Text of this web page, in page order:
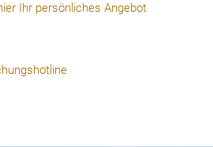
Ihr persönliches Angebot